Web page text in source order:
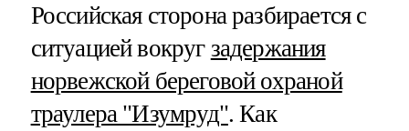
Российская сторона разбирается с
ситуацией вокруг задержания
норвежской береговой охраной
траулера "Изумруд". Как